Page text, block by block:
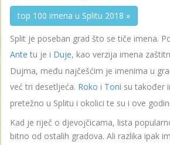
top 100 imena u Splitu 2018 »
Split je poseban grad što se tiče imena.
Ante tu je i Duje, kao verzija imena
Dujma, među najčešćim je imenima u
već tri desetljeća. Roko i Toni su također
pretežno u Splitu i okolici te su i ove
Kad je riječ o djevojčicama, lista
bitno od ostalih gradova. Ali razlika ipak